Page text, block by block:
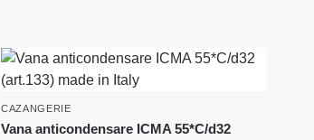
CAZANGERIE
Vana anticondensare ICMA 55*C/d32